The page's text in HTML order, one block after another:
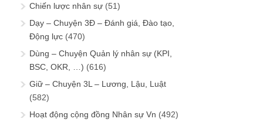
Chiến lược nhân sự (51)
Dạy – Chuyện 3Đ – Đánh giá, Đào tạo,
Động lực (470)
Dùng – Chuyện Quản lý nhân sự (KPI,
BSC, OKR, …) (616)
Giữ – Chuyện 3L – Lương, Lậu, Luật
(582)
Hoạt động cộng đồng Nhân sự Vn (492)